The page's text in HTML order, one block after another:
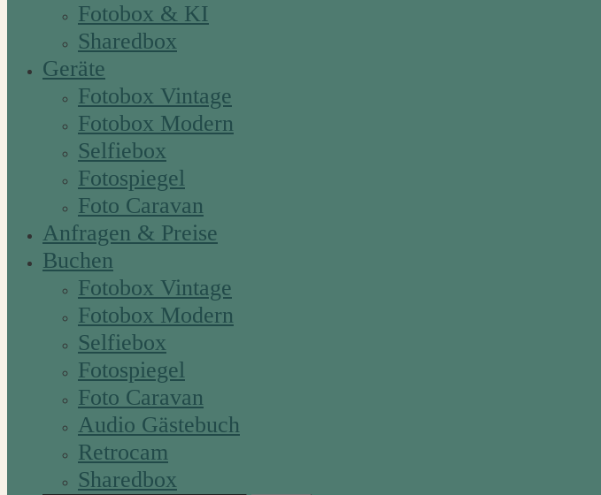
Fotobox & KI
Sharedbox
Geräte
Fotobox Vintage
Fotobox Modern
Selfiebox
Fotospiegel
Foto Caravan
Anfragen & Preise
Buchen
Fotobox Vintage
Fotobox Modern
Selfiebox
Fotospiegel
Foto Caravan
Audio Gästebuch
Retrocam
Sharedbox